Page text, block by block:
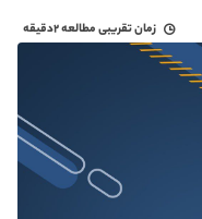
زمان تقریبی مطالعه۲دقیقه